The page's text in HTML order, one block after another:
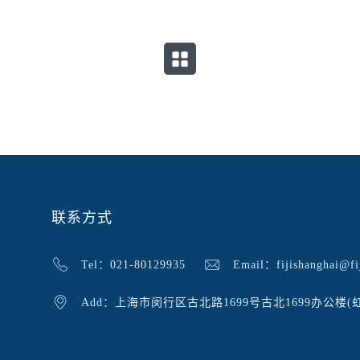
联系方式
Tel：021-80129935 Email：
Add：上海市闵行区古北路1699号古北1699办公楼(